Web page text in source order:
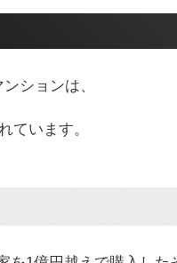
ションは、
ています。